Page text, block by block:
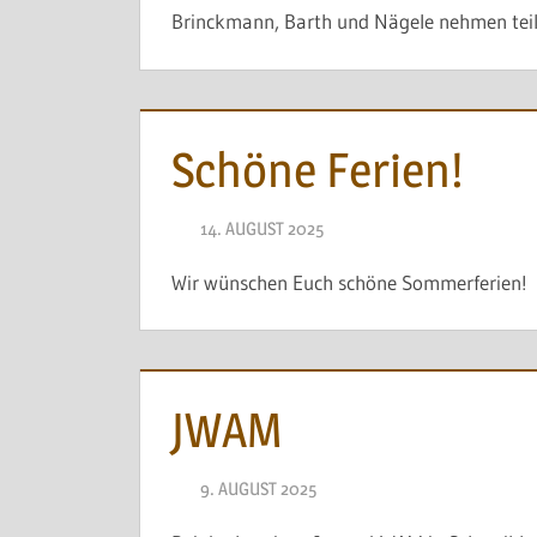
Brinckmann, Barth und Nägele nehmen
Schöne Ferien!
14. AUGUST 2025
Wir wünschen Euch schöne Sommerferien!
JWAM
9. AUGUST 2025